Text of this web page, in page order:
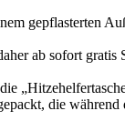
gepflasterten
ab sofort
die